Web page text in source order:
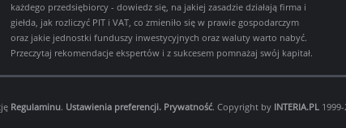
każdego przedsiębiorcy - dowiedz się, na jakiej zasadzie działają firma i
giełda, jak rozliczyć PIT i VAT, co zmieniło się w prawie gospodarczym
oraz jakie jednostki funduszy inwestycyjnych oraz waluty warto nabyć.
Przeczytaj rekomendacje ekspertów i z sukcesem pomnażaj swój kapitał.
Regulaminu. Ustawienia preferencji. Prywatność. Copyright by INTERIA.PL